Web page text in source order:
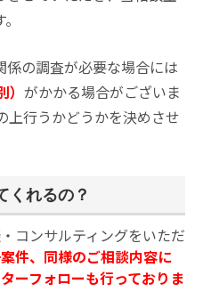
の調査が必要な場合には
がかかる場合がございま
上行うかどうかを決めさせ
くれるの？
コンサルティングをいただ
件、同様のご相談内容に
ーフォローも行っておりま